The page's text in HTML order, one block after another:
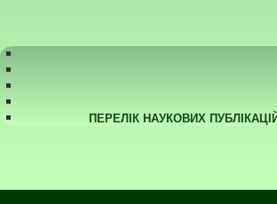
ПЕРЕЛІК НАУКОВИХ